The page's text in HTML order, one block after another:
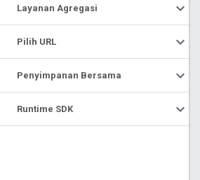
Layanan Agregasi
Pilih URL
Penyimpanan Bersama
Runtime SDK